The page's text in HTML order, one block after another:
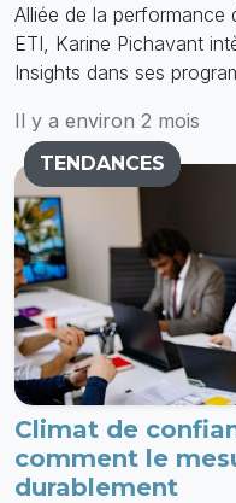
Alliée de la performance
ETI, Karine Pichavant
Insights dans ses
Il y a environ 2 mois
TENDANCES
Climat de
comment le
durablement